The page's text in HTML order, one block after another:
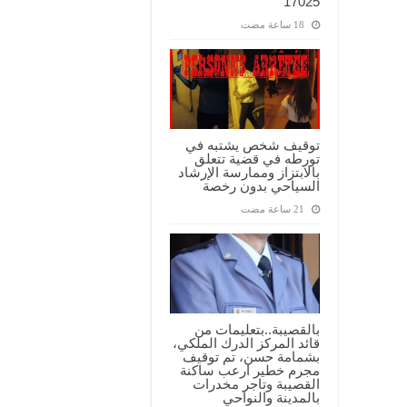
توقيف شخص يشتبه في
تورطه في قضية تتعلق
بالابتزاز وممارسة الإرشاد
السياحي بدون رخصة
بالقصيبة..بتعليمات من
قائد المركز الدرك الملكي،
بشمامة حسن، تم توقيف
مجرم خطير ارعب ساكنة
القصيبة وتاجر مخدرات
بالمدينة والنواحي